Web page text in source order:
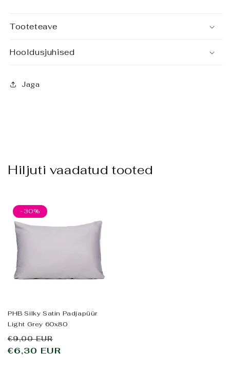
Tooteteave
Hooldusjuhised
Jaga
Hiljuti vaadatud tooted
-30%
PHB Silky Satin Padjapüür
Light Grey 60x80
Tavahind
€9,00 EUR
hind
€6,30 EUR